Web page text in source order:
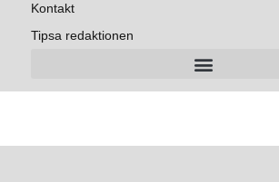
Kontakt
Tipsa redaktionen